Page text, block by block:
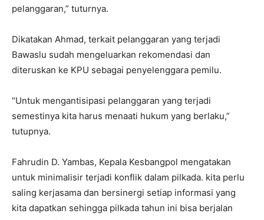
pelanggaran,” tuturnya.
Dikatakan Ahmad, terkait pelanggaran yang terjadi
Bawaslu sudah mengeluarkan rekomendasi dan
diteruskan ke KPU sebagai penyelenggara pemilu.
“Untuk mengantisipasi pelanggaran yang terjadi
semestinya kita harus menaati hukum yang berlaku,”
tutupnya.
Fahrudin D. Yambas, Kepala Kesbangpol mengatakan
untuk minimalisir terjadi konflik dalam pilkada. kita perlu
saling kerjasama dan bersinergi setiap informasi yang
kita dapatkan sehingga pilkada tahun ini bisa berjalan